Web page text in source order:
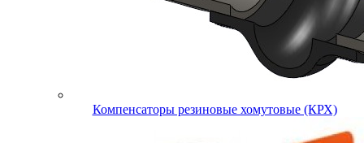
Компенсаторы резиновые хомутовые (КРХ)